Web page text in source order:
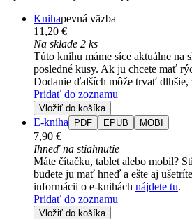
Knihapevná väzba
11,20 €
Na sklade 2 ks
Túto knihu máme síce aktuálne na
posledné kusy. Ak ju chcete mať
Dodanie ďalších môže trvať
Pridať do zoznamu
Vložiť do košíka
E-kniha PDF EPUB MOBI
7,90 €
Ihneď na stiahnutie
Máte čítačku, tablet alebo mobil?
budete ju mať hneď a ešte aj
informácii o e-knihách nájdete tu.
Pridať do zoznamu
Vložiť do košíka